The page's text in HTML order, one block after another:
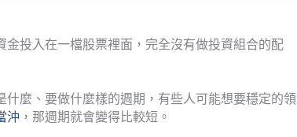
投入在一檔股票裡面，完全沒有做投資組合的配
麼、要做什麼樣的週期，有些人可能想要穩定的領
沖 ，那週期就會變得比較短。